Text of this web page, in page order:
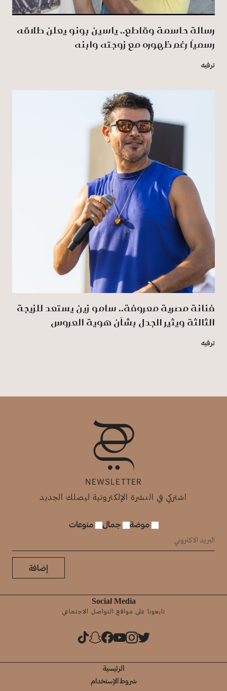
رسالة حاسمة وقاطع.. ياسين بونو يعلن طلاقه
رسميًا رغم ظهوره مع زوجته وابنه
ترفيه
فنانة مصرية معروفة.. سامو زين يستعد للزيجة
الثالثة ويثير الجدل بشأن هوية العروس
ترفيه
NEWSLETTER
اشتركي في النشرة الإلكترونية ليصلك الجديد
موضة جمال منوعات
إضافة
Social Media
تابعونا على مواقع التواصل الاجتماعي
الرئيسية
شروط الإستخدام